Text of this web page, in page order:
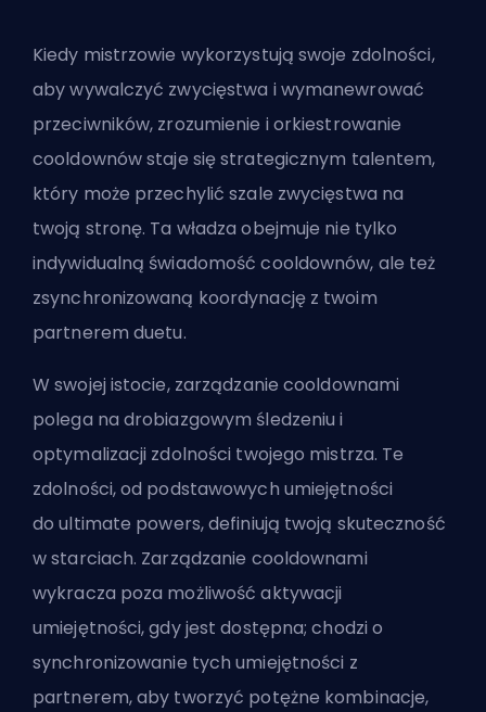
Kiedy mistrzowie wykorzystują swoje zdolności,
aby wywalczyć zwycięstwa i wymanewrować
przeciwników, zrozumienie i orkiestrowanie
cooldownów staje się strategicznym talentem,
który może przechylić szale zwycięstwa na
twoją stronę. Ta władza obejmuje nie tylko
indywidualną świadomość cooldownów, ale też
zsynchronizowaną koordynację z twoim
partnerem duetu.
W swojej istocie, zarządzanie cooldownami
polega na drobiazgowym śledzeniu i
optymalizacji zdolności twojego mistrza. Te
zdolności, od podstawowych umiejętności
doultimate powers, definiują twoją skuteczność
w starciach. Zarządzanie cooldownami
wykracza poza możliwość aktywacji
umiejętności, gdy jest dostępna; chodzi o
synchronizowanie tych umiejętności z
partnerem, aby tworzyć potężne kombinacje,